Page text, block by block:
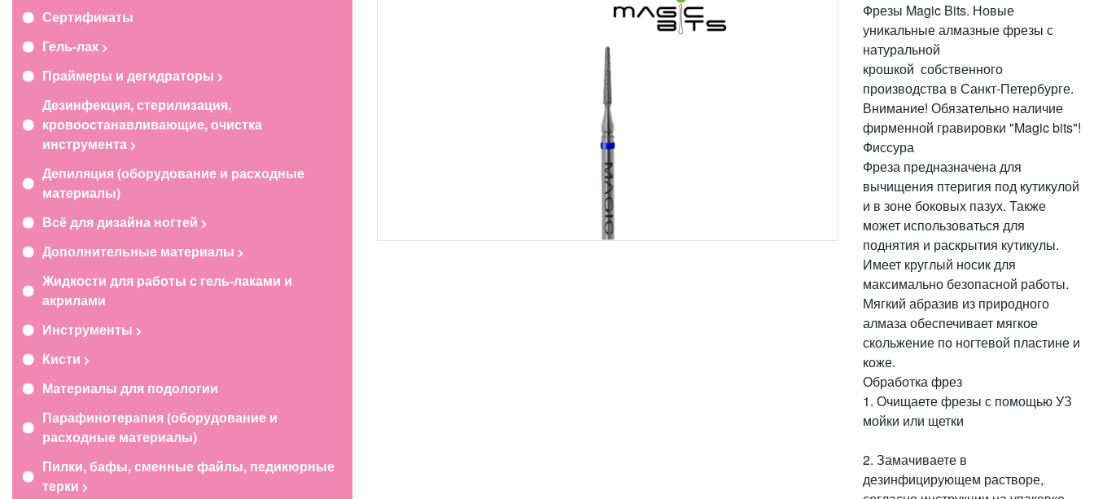
Сертификаты
Гель-лак
Праймеры и дегидраторы
Дезинфекция, стерилизация,
кровоостанавливающие, очистка
инструмента
Депиляция (оборудование и расходные
материалы)
Всё для дизайна ногтей
Дополнительные материалы
Жидкости для работы с гель-лаками и
акрилами
Инструменты
Кисти
Материалы для подологии
Парафинотерапия (оборудование и
расходные материалы)
Пилки, бафы, сменные файлы, педикюрные
терки
Фрезы Magic Bits. Новые
уникальные алмазные фрезы с
натуральной
крошкой собственного
производства в Санкт-Петербурге.
Внимание! Обязательно наличие
фирменной гравировки "Magic bits"!
Фиссура
Фреза предназначена для
вычищения птеригия под кутикулой
и в зоне боковых пазух. Также
может использоваться для
поднятия и раскрытия кутикулы.
Имеет круглый носик для
максимально безопасной работы.
Мягкий абразив из природного
алмаза обеспечивает мягкое
скольжение по ногтевой пластине и
коже.
Обработка фрез
1. Очищаете фрезы с помощью УЗ
мойки или щетки
2. Замачиваете в
дезинфицирующем растворе,